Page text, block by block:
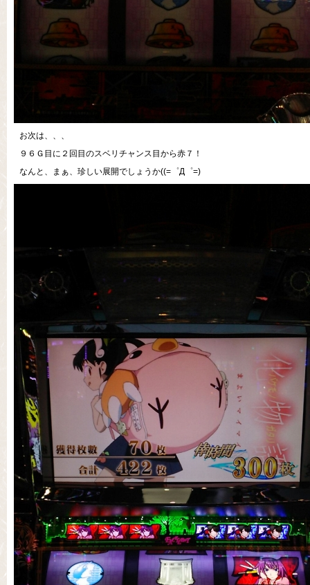
お次は、、、
９６Ｇ目に２回目のスベリチャンス目から赤７！
なんと、まぁ、珍しい展開でしょうか((=゜Д゜=)